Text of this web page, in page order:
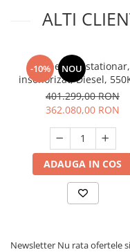
ALTI
-10% NOU
Generator stationar,
insonorizat, Diesel,
400V, trifazic, motor
Perkins, Kaplan KPP
401.299,00 RON
362.080,00 RON
ADAUGA IN COS
Newsletter Nu rata ofertele